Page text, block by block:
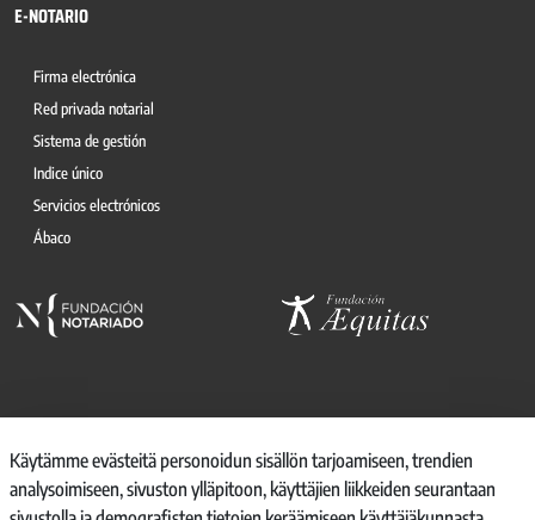
E-NOTARIO
Firma electrónica
Red privada notarial
Sistema de gestión
Indice único
Servicios electrónicos
Ábaco
© 2026, CONSEJO GENERAL DEL NOTARIO
CANAL INTERNO DE INFORMACIÓN
Käytämme evästeitä personoidun sisällön tarjoamiseen, trendien
analysoimiseen, sivuston ylläpitoon, käyttäjien liikkeiden seurantaan